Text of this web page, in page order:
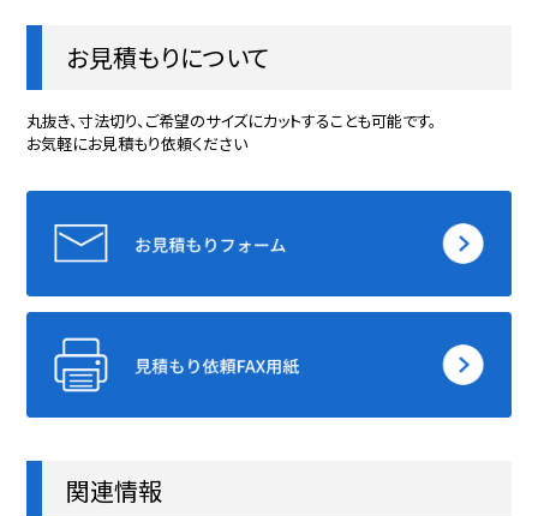
10865508-m 21
16265419-m 25 419
17859419-m
お見積もりについて
丸抜き、寸法切り、ご希望のサイズにカットすることも可能です。
お気軽にお見積もり依頼ください
関連情報